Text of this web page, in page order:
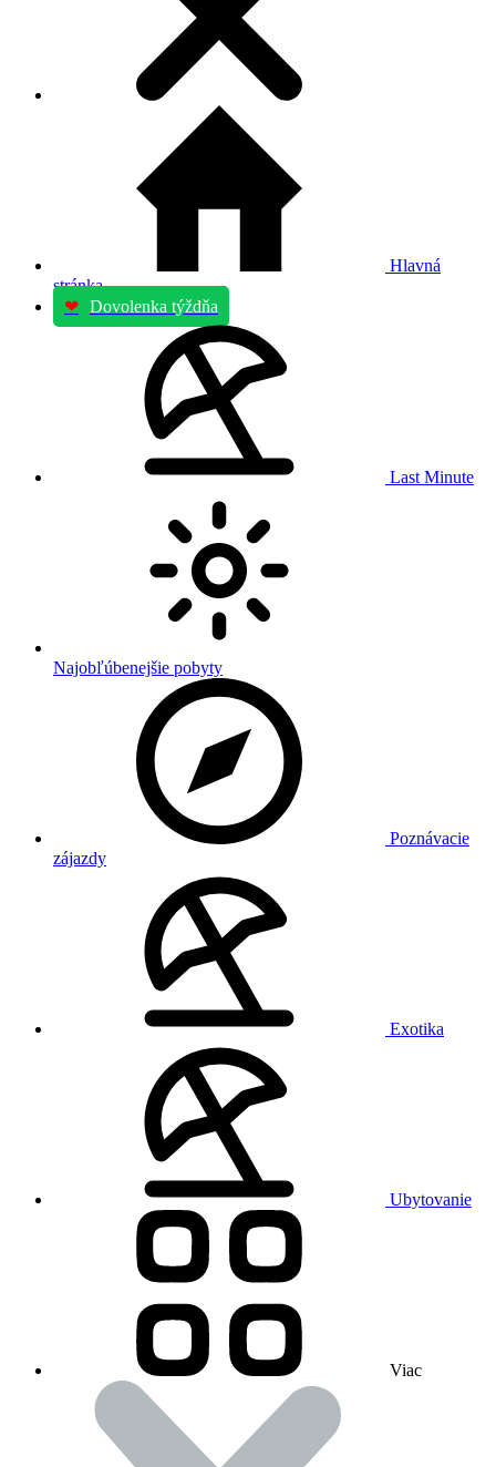
Hlavná
stránka
❤ Dovolenka týždňa
Last Minute
Najobľúbenejšie pobyty
Poznávacie
zájazdy
Exotika
Ubytovanie
Viac